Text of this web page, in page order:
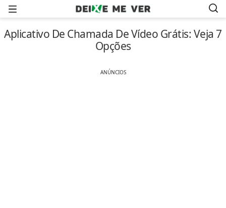
Menu
Aplicativo De Chamada De Vídeo Grátis: Veja 7
Opções
ANÚNCIOS